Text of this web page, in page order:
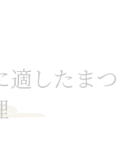
したまつ